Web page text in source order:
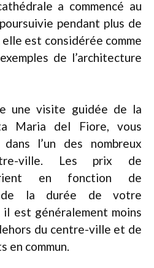
a commencé au
pendant plus de
elle est considérée comme
de l’architecture
une visite guidée de la
Maria del Fiore, vous
l’un des nombreux
ville. Les prix de
en fonction de
de la durée de votre
est généralement moins
du centre-ville et de
en commun.